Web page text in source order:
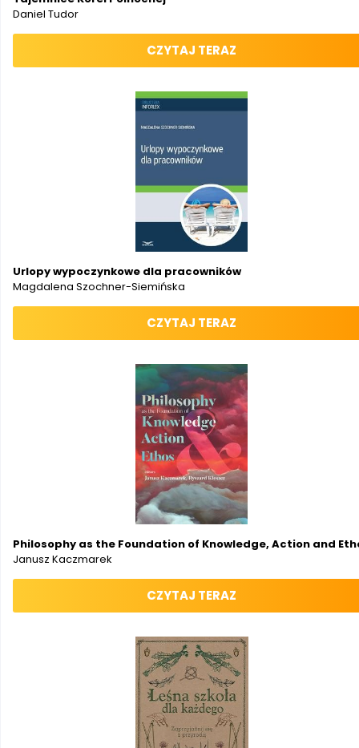
Daniel Tudor
CZYTAJ TERAZ
Urlopy wypoczynkowe dla pracowników
Magdalena Szochner-Siemińska
CZYTAJ TERAZ
Philosophy as the Foundation of Knowledge, Action and
Janusz Kaczmarek
CZYTAJ TERAZ